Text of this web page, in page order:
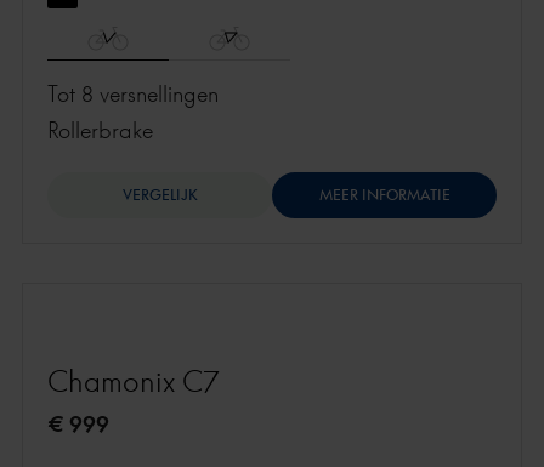
Tot 8 versnellingen
rollerbrake
VERGELIJK MEER INFORMATIE
Chamonix C7
€ 999